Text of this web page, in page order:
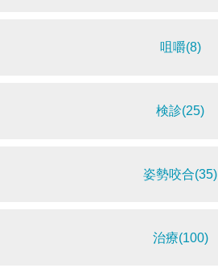
咀嚼(8)
検診(25)
姿勢咬合(35)
治療(100)